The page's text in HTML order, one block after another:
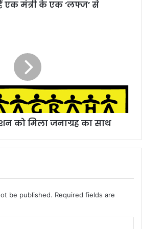
एक मंत्री के एक ‘लफ्ज’ से
को मिला जनाग्रह का साथ
be published. Required fields are